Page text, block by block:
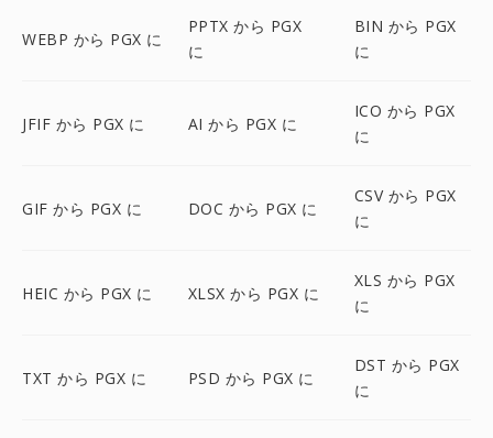
WEBP から PGX に
PPTX から PGX
に
BIN から PGX
に
JFIF から PGX に AI から PGX に
ICO から PGX
に
GIF から PGX に DOC から PGX に
CSV から PGX
に
HEIC から PGX に XLSX から PGX に
XLS から PGX
に
TXT から PGX に PSD から PGX に
DST から PGX
に